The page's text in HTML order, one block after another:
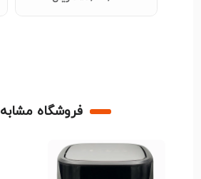
فروشگاه مشابه